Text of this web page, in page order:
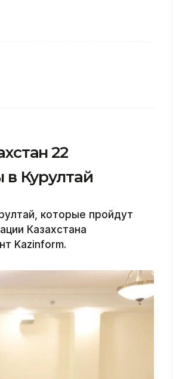
22
Курултай
которые пройдут
Казахстана
Kazinform.